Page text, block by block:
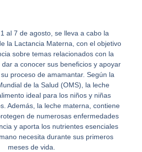
al 7 de agosto, se lleva a cabo la
la Lactancia Materna, con el objetivo
sobre temas relacionados con la
a conocer sus beneficios y apoyar
proceso de amamantar. Según la
de la Salud (OMS), la leche
ideal para los niños y niñas
Además, la leche materna, contiene
de numerosas enfermedades
y aporta los nutrientes esenciales
necesita durante sus primeros
meses de vida.